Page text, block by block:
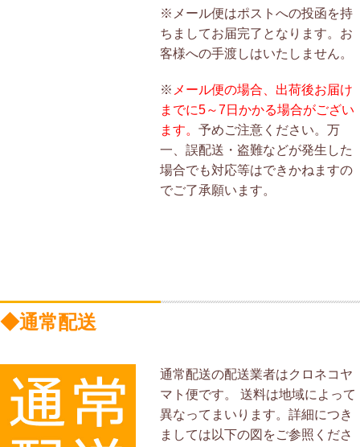
※メール便はポストへの投函を持
ちましてお届完了となります。お
客様への手渡しはいたしません。
※ メール便の場合、出荷後お届け
までに5～7日かかる場合がござい
ます。予めご注意ください。万
一、誤配送・盗難などが発生した
場合でも対応等はできかねますの
でご了承願います。
◆通常配送
通常配送の配送業者はクロネコヤ
マト便です。 送料は地域によって
異なってまいります。詳細につき
ましては以下の図をご参照くださ